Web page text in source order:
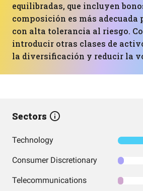
equilibradas, que incluyen
composición es más adecuada
con alta tolerancia al riesgo.
introducir otras clases de
la diversificación y reducir la
Sectors
Technology
Consumer Discretionary
Telecommunications